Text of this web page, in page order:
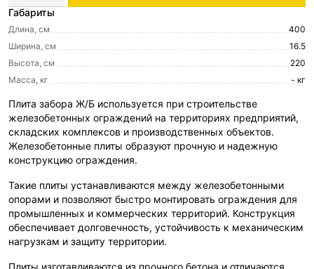
Габариты
Длина, см
400
Ширина, см
16.5
Высота, см
220
Масса, кг
- кг
Плита забора Ж/Б используется при строительстве
железобетонных ограждений на территориях предприятий,
складских комплексов и производственных объектов.
Железобетонные плиты образуют прочную и надежную
конструкцию ограждения.
Такие плиты устанавливаются между железобетонными
опорами и позволяют быстро монтировать ограждения для
промышленных и коммерческих территорий. Конструкция
обеспечивает долговечность, устойчивость к механическим
нагрузкам и защиту территории.
Плиты изготавливаются из прочного бетона и отличаются